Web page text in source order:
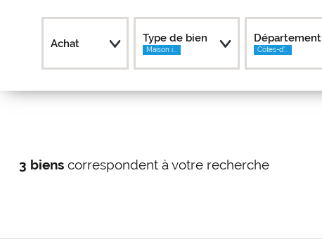
Achat Type de bien
Maison i...
Département
Côtes-d'...
3 bienscorrespondent à votre recherche